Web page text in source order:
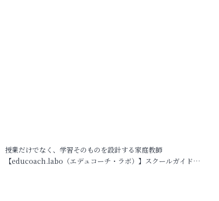
授業だけでなく、学習そのものを設計する家庭教師
【educoach.labo（エデュコーチ・ラボ）】スクールガイド…